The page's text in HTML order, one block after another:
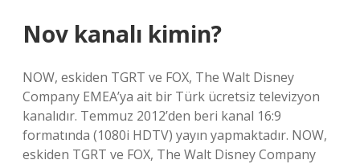
Nov kanalı kimin?
NOW, eskiden TGRT ve FOX, The Walt Disney
Company EMEA’ya ait bir Türk ücretsiz televizyon
kanalıdır. Temmuz 2012’den beri kanal 16:9
formatında (1080i HDTV) yayın yapmaktadır. NOW,
eskiden TGRT ve FOX, The Walt Disney Company